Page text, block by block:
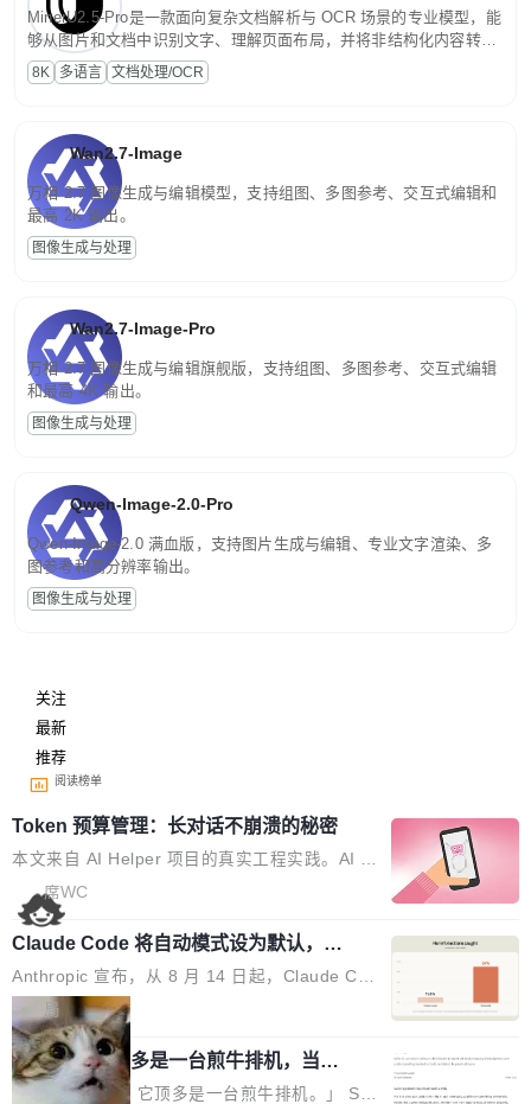
MinerU2.5-Pro是一款面向复杂文档解析与 OCR 场景的专业模型，能
够从图片和文档中识别文字、理解页面布局，并将非结构化内容转换
为便于存储、检索和二次处理的结构化结果。
8K 多语言 文档处理/OCR
Wan2.7-Image
万相 2.7 图像生成与编辑模型，支持组图、多图参考、交互式编辑和
最高 2K 输出。
图像生成与处理
Wan2.7-Image-Pro
万相 2.7 图像生成与编辑旗舰版，支持组图、多图参考、交互式编辑
和最高 4K 输出。
图像生成与处理
Qwen-Image-2.0-Pro
Qwen-Image-2.0 满血版，支持图片生成与编辑、专业文字渲染、多
图参考和高分辨率输出。
图像生成与处理
关注
最新
推荐
阅读榜单
Token 预算管理：长对话不崩溃的秘密
本文来自 AI Helper 项目的真实工程实践。AI H
elper 是一个开源的 Chrome 智能助手扩展，采
用 ReAct 推理循环架构，内置 44 个工具，支持
多轮工具调用和复杂任务拆解。 问题：多轮推理
的 Token 雪崩 ReAct 架构的核心是"推理-行动-
观察"循环。每一轮循环，AI 调用工具、拿到结
果、把结果追加到消息历史中。一个复杂任务可
能跑十几轮甚至几十轮，每轮的工具结果（页面
HTML、搜索结果、文件内容）动辄几千 token
席WC
Claude Code 将自动模式设为默认，称
人类审批只抓到 13.6% 危险命令
Anthropic 宣布，从 8 月 14 日起，Claude Cod
e 在 Pro、Max、Team 计划上将默认启用自动
模式（auto mode）。这个决定背后，是两组让
人不安的数据。 第一组：人类审批到底有多不靠
谱？Anthropic 在 1053 名付费用户中做了一项
局
AI 辅助编程顶多是一台煎牛排机，当不
了厨师
「AI 不是厨师。它顶多是一台煎牛排机。」 Ser